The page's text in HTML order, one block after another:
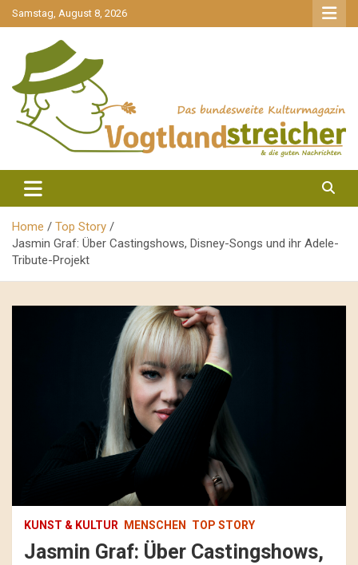
gehe
zum
Samstag, August 8, 2026
Vogtlandstreicher
Home
Top Story
Jasmin Graf: Über Castingshows, Disney-Songs und ihr Adele-
Tribute-Projekt
KUNST & KULTUR MENSCHEN TOP STORY
Jasmin Graf: Über Castingshows,